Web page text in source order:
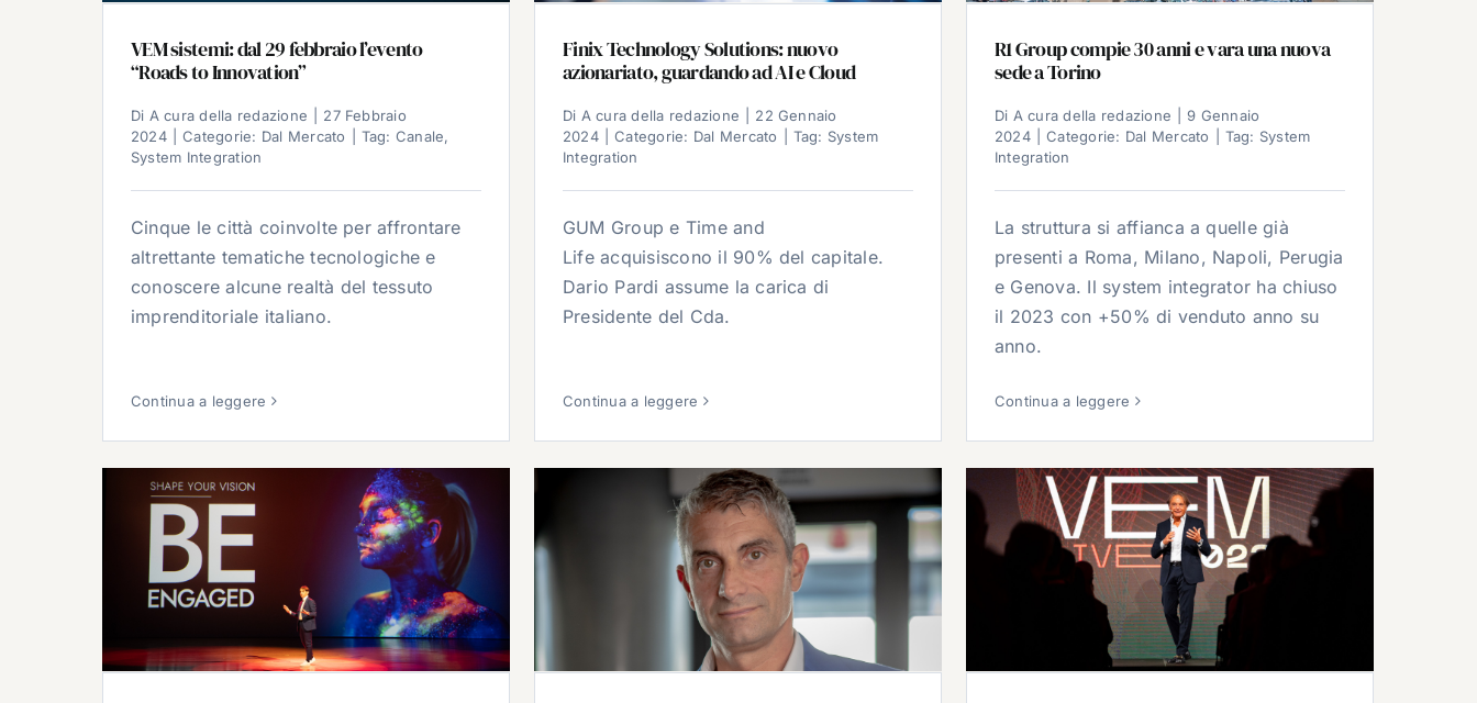
VEM sistemi: dal 29 febbraio l’evento
“Roads to Innovation”
Di A cura della redazione
27 Febbraio
2024
Categorie: Dal Mercato Tag: Canale,
System Integration
Cinque le città coinvolte per affrontare
altrettante tematiche tecnologiche e
conoscere alcune realtà del tessuto
imprenditoriale italiano.
Continua a leggere
Finix Technology Solutions: nuovo
azionariato, guardando ad AI e Cloud
Di A cura della redazione
22 Gennaio
2024
Categorie: Dal Mercato Tag: System
Integration
GUM Group e Time and
Life acquisiscono il 90% del capitale.
Dario Pardi assume la carica di
Presidente del Cda.
Continua a leggere
R1 Group compie 30 anni e vara una nuova
sede a Torino
Di A cura della redazione
9 Gennaio
2024
Categorie: Dal Mercato Tag: System
Integration
La struttura si affianca a quelle già
presenti a Roma, Milano, Napoli, Perugia
e Genova. Il system integrator ha chiuso
il 2023 con +50% di venduto anno su
anno.
Continua a leggere